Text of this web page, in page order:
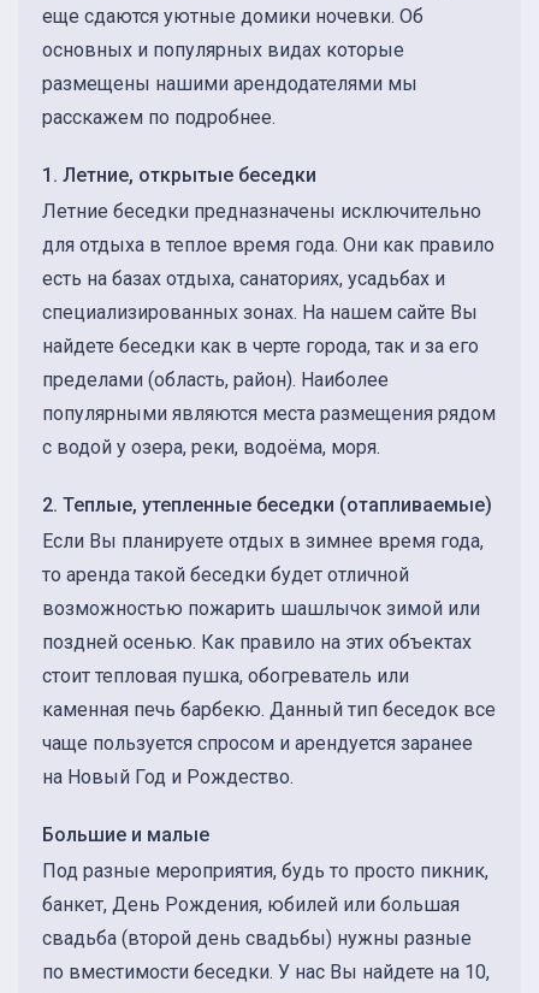
еще сдаются уютные домики ночевки. Об
основных и популярных видах которые
размещены нашими арендодателями мы
расскажем по подробнее.
1. Летние, открытые беседки
Летние беседки предназначены исключительно
для отдыха в теплое время года. Они как правило
есть на базах отдыха, санаториях, усадьбах и
специализированных зонах. На нашем сайте Вы
найдете беседки как в черте города, так и за его
пределами (область, район). Наиболее
популярными являются места размещения рядом
с водой у озера, реки, водоёма, моря.
2. Теплые, утепленные беседки (отапливаемые)
Если Вы планируете отдых в зимнее время года,
то аренда такой беседки будет отличной
возможностью пожарить шашлычок зимой или
поздней осенью. Как правило на этих объектах
стоит тепловая пушка, обогреватель или
каменная печь барбекю. Данный тип беседок все
чаще пользуется спросом и арендуется заранее
на Новый Год и Рождество.
Большие и малые
Под разные мероприятия, будь то просто пикник,
банкет, День Рождения, юбилей или большая
свадьба (второй день свадьбы) нужны разные
по вместимости беседки. У нас Вы найдете на 10,